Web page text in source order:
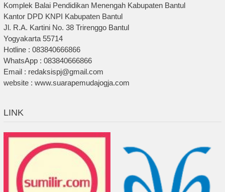
Komplek Balai Pendidikan Menengah Kabupaten Bantul
Kantor DPD KNPI Kabupaten Bantul
Jl. R.A. Kartini No. 38 Trirenggo Bantul
Yogyakarta 55714
Hotline : 083840666866
WhatsApp : 083840666866
Email : redaksispj@gmail.com
website : www.suarapemudajogja.com
LINK